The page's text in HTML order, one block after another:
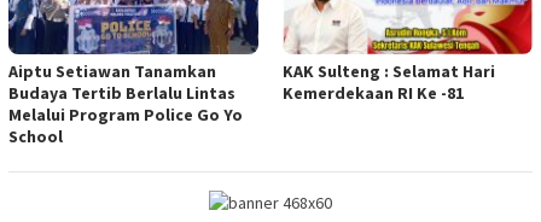
Aiptu Setiawan Tanamkan
Budaya Tertib Berlalu Lintas
Melalui Program Police Go Yo
School
KAK Sulteng : Selamat Hari
Kemerdekaan RI Ke -81